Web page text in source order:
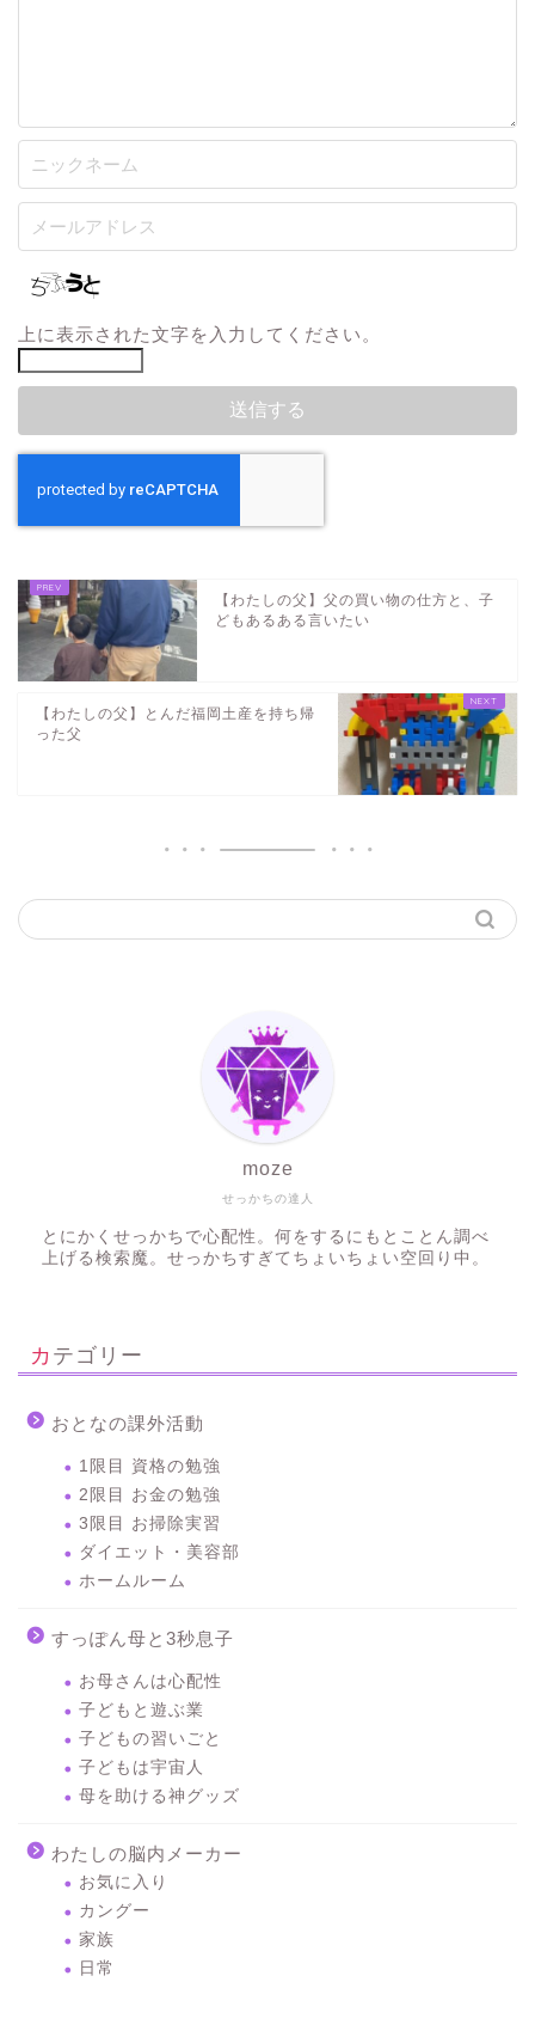
上に表示された文字を入力してください。
【わたしの父】父の買い物の仕方と、子
どもあるある言いたい
【わたしの父】とんだ福岡土産を持ち帰
った父
せっかちの達人
moze
とにかくせっかちで心配性。何をするにもとことん調べ
上げる検索魔。せっかちすぎてちょいちょい空回り中。
カテゴリー
おとなの課外活動
1限目 資格の勉強
2限目 お金の勉強
3限目 お掃除実習
ダイエット・美容部
ホームルーム
すっぽん母と3秒息子
お母さんは心配性
子どもと遊ぶ業
子どもの習いごと
子どもは宇宙人
母を助ける神グッズ
わたしの脳内メーカー
お気に入り
カングー
家族
日常